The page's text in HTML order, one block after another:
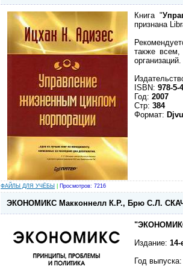
Книга "
признана
также
организаций.
ISBN: 978-5-
Год: 2007
Стр: 384
Формат: Djvu
ФАЙЛЫ ДЛЯ УЧЁБЫ Просмотров: 7216
ЭКОНОМИКС Макконнелл К.Р., Брю С.Л.
Издание: 14-
Год выпуска: